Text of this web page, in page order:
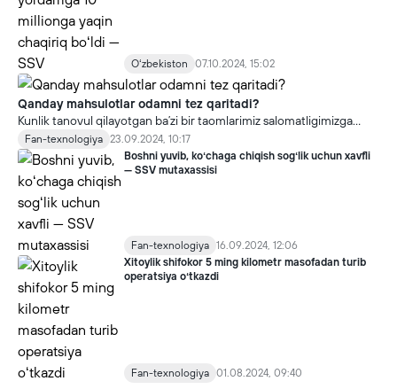
Oʻzbekiston 07.10.2024, 15:02
Qanday mahsulotlar odamni tez qaritadi?
Kunlik tanovul qilayotgan baʼzi bir taomlarimiz salomatligimizga
bevosita salbiy taʼsir qilib, organizmning qarish jarayonini
tezlashtirishi mumkin. Sogʻliqni saqlash vazirligi tomonidan ana
shunday mahsulotlarning roʻyxati va ularning tanaga taʼsiri haqida
maʼlumot berildi.
Fan-texnologiya 23.09.2024, 10:17
Boshni yuvib, koʻchaga chiqish sogʻlik uchun xavfli
— SSV mutaxassisi
Fan-texnologiya 16.09.2024, 12:06
Xitoylik shifokor 5 ming kilometr masofadan turib
operatsiya oʻtkazdi
Fan-texnologiya 01.08.2024, 09:40